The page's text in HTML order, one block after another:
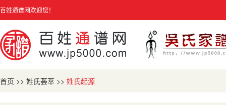
百姓通谱网欢迎您！
首页 >> 姓氏荟萃 >> 姓氏起源